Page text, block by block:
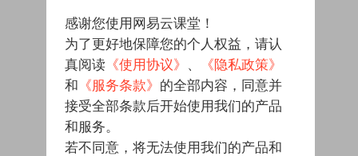
感谢您使用网易云课堂！
为了更好地保障您的个人权益，请认
真阅读 《使用协议》 、
《隐私政策》
和 《服务条款》 的全部内容，同意并
接受全部条款后开始使用我们的产品
和服务。
若不同意，将无法使用我们的产品和